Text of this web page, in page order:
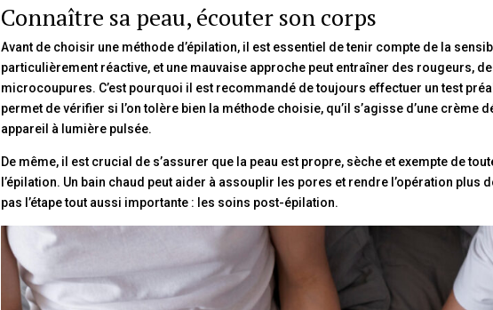
Connaître sa peau, écouter son corps
Avant de choisir une méthode d’épilation, il est essentiel de tenir compte de la
particulièrement réactive, et une mauvaise approche peut entraîner des rougeurs,
microcoupures. C’est pourquoi il est recommandé de toujours effectuer un test
permet de vérifier si l’on tolère bien la méthode choisie, qu’il s’agisse d’une crème
appareil à lumière pulsée.
De même, il est crucial de s’assurer que la peau est propre, sèche et exempte de
l’épilation. Un bain chaud peut aider à assouplir les pores et rendre l’opération plus
pas l’étape tout aussi importante : les soins post-épilation.